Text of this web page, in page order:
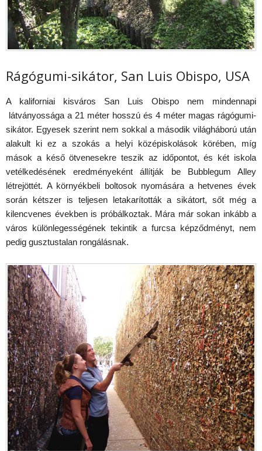
Rágógumi-sikátor, San Luis Obispo, USA
A kaliforniai kisváros San Luis Obispo nem mindennapi
látványossága a 21 méter hosszú és 4 méter magas rágógumi-
sikátor. Egyesek szerint nem sokkal a második világháború után
alakult ki ez a szokás a helyi középiskolások körében, míg
mások a késő ötvenesekre teszik az időpontot, és két iskola
vetélkedésének eredményeként állítják be Bubblegum Alley
létrejöttét. A környékbeli boltosok nyomására a hetvenes évek
során kétszer is teljesen letakarították a sikátort, sőt még a
kilencvenes években is próbálkoztak. Mára már sokan inkább a
város különlegességének tekintik a furcsa képződményt, nem
pedig gusztustalan rongálásnak.